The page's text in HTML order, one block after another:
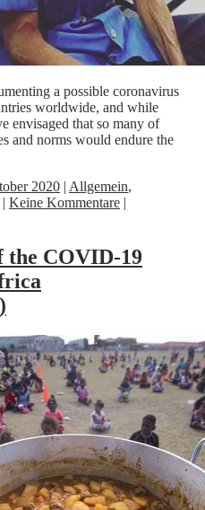
a possible coronavirus
worldwide, and while
envisaged that so many of
and norms would endure the
2020 | Allgemein,
| Keine Kommentare |
COVID-19